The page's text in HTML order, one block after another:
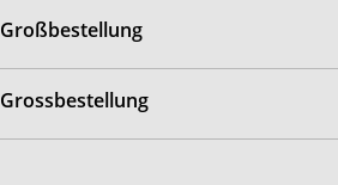
Großbestellung
Grossbestellung